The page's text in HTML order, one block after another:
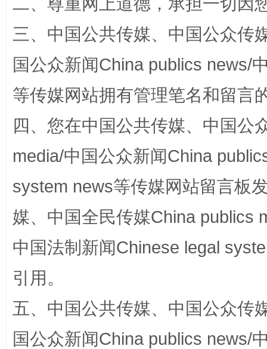
三、中国公共传媒、中国公众传
国公众新闻China publics news/
等传媒网站拥有管理笔名和留言
四、您在中国公共传媒、中国公
media/中国公众新闻China
system news等传媒网站留言板
媒、中国全民传媒China publics
中国法制新闻Chinese legal
引用。
五、中国公共传媒、中国公众传
国公众新闻China publics news/